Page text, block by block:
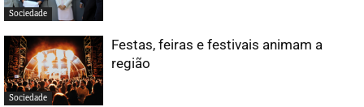
Sociedade
Sociedade
Festas, feiras e festivais animam a
região